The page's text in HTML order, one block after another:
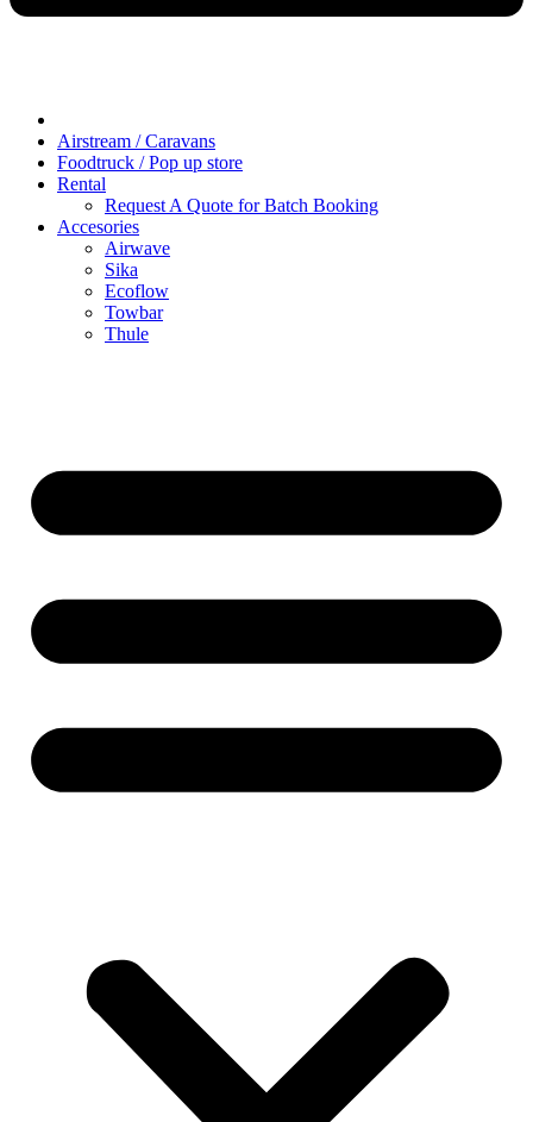
Airstream / Caravans
Foodtruck / Pop up store
Rental
Request A Quote for Batch Booking
Accesories
Airwave
Sika
Ecoflow
Towbar
Thule